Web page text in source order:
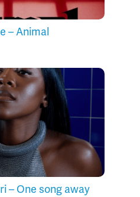
– Animal
– One song away